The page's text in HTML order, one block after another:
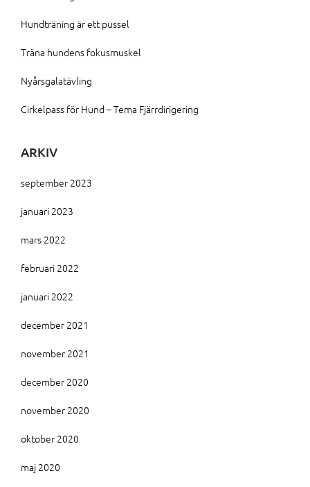
Hundträning är ett pussel
Träna hundens fokusmuskel
Nyårsgalatävling
Cirkelpass för Hund – Tema Fjärrdirigering
ARKIV
september 2023
januari 2023
mars 2022
februari 2022
januari 2022
december 2021
november 2021
december 2020
november 2020
oktober 2020
maj 2020